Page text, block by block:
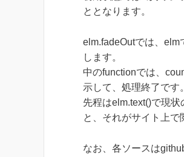
ととなります。
elm.fadeOutでは、elm
します。
中のfunctionでは、
示して、処理終了です。
先程はelm.text()で現
と、それがサイト上で
なお、各ソースは